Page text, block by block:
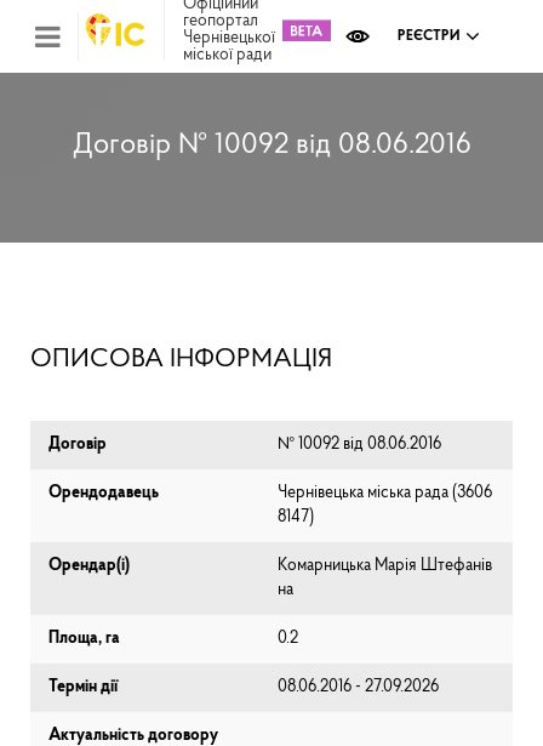
Офіційний
геопортал
Чернівецької
міської ради
РЕЄСТРИ
Договір № 10092 від 08.06.2016
ОПИСОВА ІНФОРМАЦІЯ
Договір № 10092 від 08.06.2016
Орендодавець
Чернівецька міська рада (⁨3606
8147⁩)
Орендар(і)
Комарницька Марія Штефанів
на
Площа, га 0.2
Термін дії 08.06.2016 - 27.09.2026
Актуальність договору